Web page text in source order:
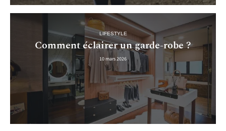
LIFESTYLE
Comment éclairer un garde-robe ?
10 mars 2026